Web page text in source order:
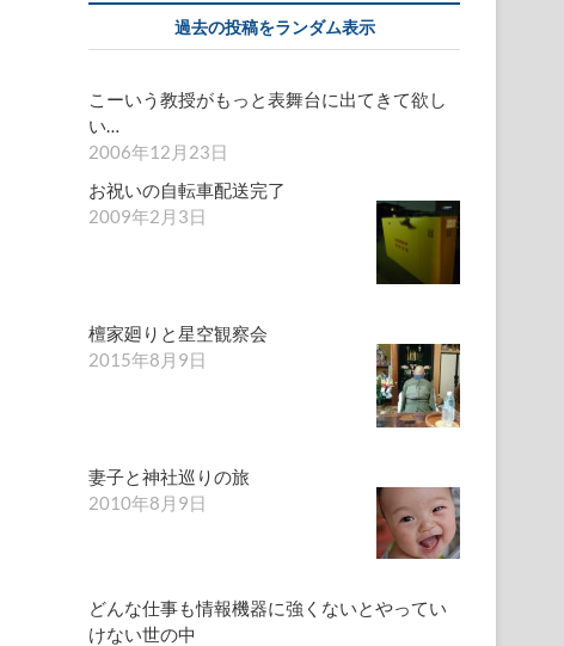
過去の投稿をランダム表示
こーいう教授がもっと表舞台に出てきて欲し
い…
2006年12月23日
お祝いの自転車配送完了
2009年2月3日
檀家廻りと星空観察会
2015年8月9日
妻子と神社巡りの旅
2010年8月9日
どんな仕事も情報機器に強くないとやってい
けない世の中